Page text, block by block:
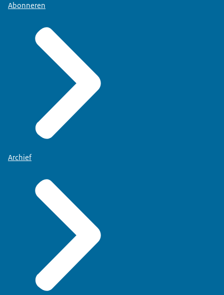
Abonneren
Archief